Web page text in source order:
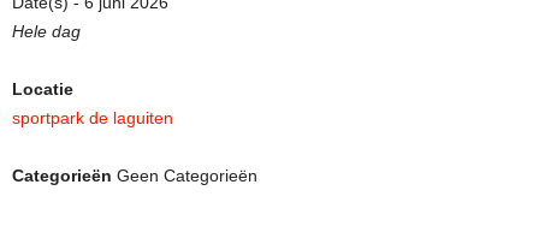
Hele dag
Locatie
sportpark de laguiten
Categorieën Geen Categorieën